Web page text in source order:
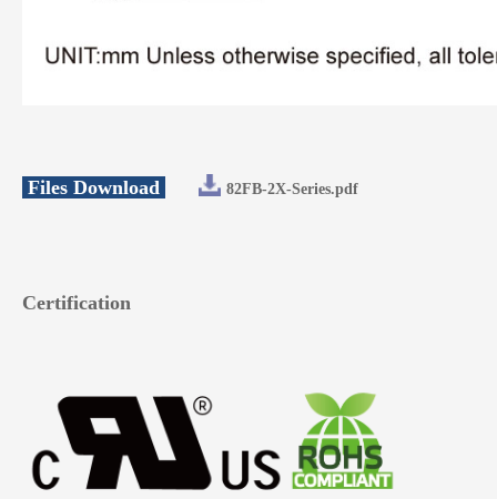
Files Download 82FB-2X-Series.pdf
Certification